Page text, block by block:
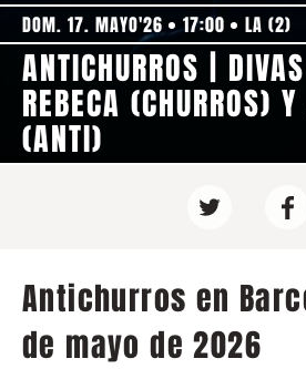
DOM. 17. MAYO'26
17:00 LA (2)
ANTICHURROS |
REBECA (CHURROS)
(ANTI)
Antichurros en
de mayo de 2026